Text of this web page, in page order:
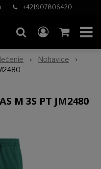
+421907806420
Nohavice
M 3S PT JM2480